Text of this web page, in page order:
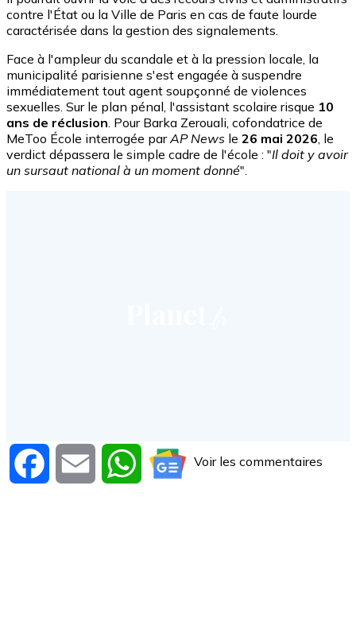
contre l'État ou la Ville de Paris en cas de faute lourde
caractérisée dans la gestion des signalements.
Face à l'ampleur du scandale et à la pression locale, la
municipalité parisienne s'est engagée à suspendre
immédiatement tout agent soupçonné de violences
sexuelles. Sur le plan pénal, l'assistant scolaire risque 10
ans de réclusion. Pour Barka Zerouali, cofondatrice de
MeToo École interrogée parAP News le 26 mai 2026, le
verdict dépassera le simple cadre de l'école : "Il doit y avoir
un sursaut national à un moment donné".
Facebook Email WhatsAppVoir les commentaires